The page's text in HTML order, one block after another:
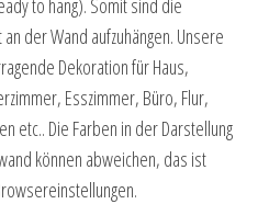
der Wand aufzuhängen. Unsere
Dekoration für Haus,
Esszimmer, Büro, Flur,
etc.. Die Farben in der Darstellung
können abweichen, das ist